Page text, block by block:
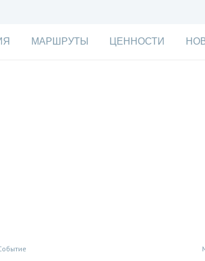
МАРШРУТЫ ЦЕННОСТИ
Событие